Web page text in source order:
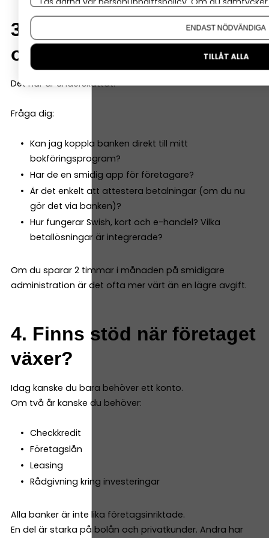
3. Vilka digitala tjänster
och integrationer finns
Det här är underskattat.
Fråga dig:
Kan jag koppla banken direkt till mitt
bokföringsprogram?
Har de en smidig app för företagare?
Är det enkelt att attestera betalningar (om du nu
gör det via banken)?
Hur fungerar Swish, kort och e-handel? Vilka
betallösningar är integrerade?
Om du sparar 2 timmar i månaden på smidigare
administration är det ofta mer värt än en lägre avgift.
4. Finns stöd när företaget
växer?
Idag kanske du bara behöver ett konto.
Om två år kanske du behöver:
Checkkredit
Företagslån
Leasing
Rådgivning kring investeringar
Alla banker är inte lika företagsinriktade.
En del är starka på bolån och privatkunder. Andra har
Om du vill ändra ditt val i efterhand hittar du den
ENDAST NÖDVÄNDIGA
TILLÅT ALLA